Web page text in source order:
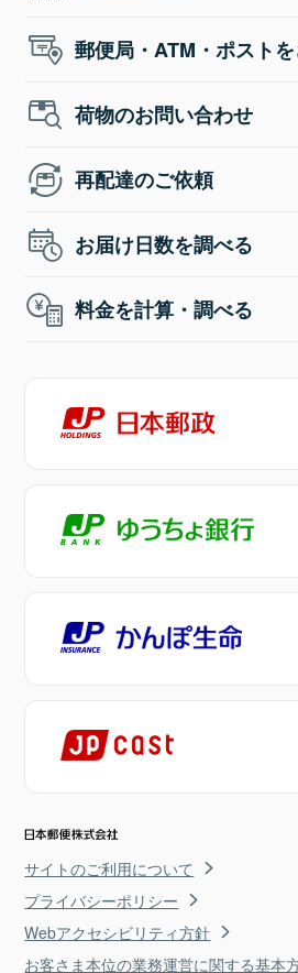
郵便局・ATM・ポスト
荷物のお問い合わせ
再配達のご依頼
お届け日数を調べる
料金を計算・調べる
サイトのご利用について
プライバシーポリシー
Webアクセシビリティ方針
お客さま本位の業務運営に関する基本